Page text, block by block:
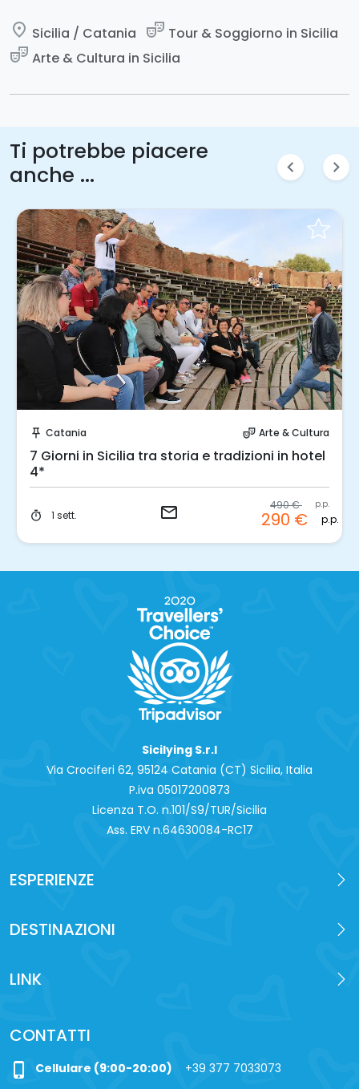
place Sicilia / Catania theater_comedy Tour & Soggiorno in Sicilia
theater_comedy Arte & Cultura in Sicilia
Ti potrebbe piacere
anche ...
chevron_left chevron_right
push_pin Catania theater_comedy Arte & Cultura
7 Giorni in Sicilia tra storia e tradizioni in hotel
4*
timer 1 sett. email 490 € p.p.
290 € p.p.
Sicilying S.r.l
Via Crociferi 62, 95124 Catania (CT) Sicilia, Italia
P.iva 0‍5017200873
Licenza T.O. n.101/S9/TUR/Sicilia
Ass. ERV n.64630084-RC17
ESPERIENZE
DESTINAZIONI
LINK
CONTATTI
phone_iphone Cellulare (9:00-20:00) +39 377 7033073